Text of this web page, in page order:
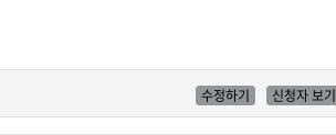
수정하기 신청자 보기